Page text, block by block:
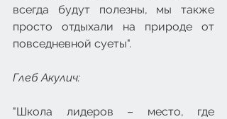
всегда будут полезны, мы также
просто отдыхали на природе от
повседневной суеты".
Глеб Акулич:
"Школа лидеров – место, где